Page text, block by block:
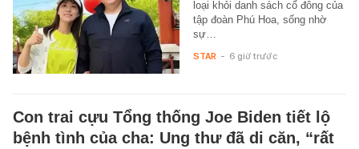
loại khỏi danh sách cổ đông của
tập đoàn Phú Hoa, sống nhờ
sự…
STAR - 6 giờ trước
Con trai cựu Tổng thống Joe Biden tiết lộ
bệnh tình của cha: Ung thư đã di căn, “rất